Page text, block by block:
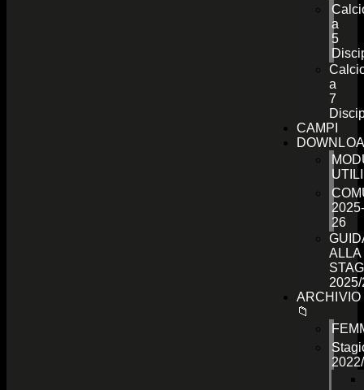
a
5
a
7
CAMPI
UTILI
2025-
26
ALLA
2025/
ARCHIVIO
📁